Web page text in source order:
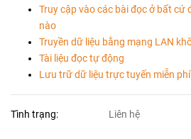
Truy cập vào các bài đọc ở bất cứ
nào
Truyền dữ liệu bằng mạng LAN
Tài liệu đọc tự động
Lưu trữ dữ liệu trực tuyến miễn
Tình trạng: Liên hệ